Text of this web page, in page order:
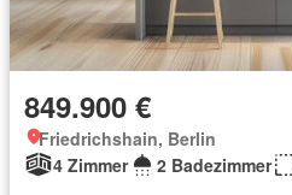
849.900 €
Friedrichshain, Berlin
4 Zimmer
2 Badezimmer